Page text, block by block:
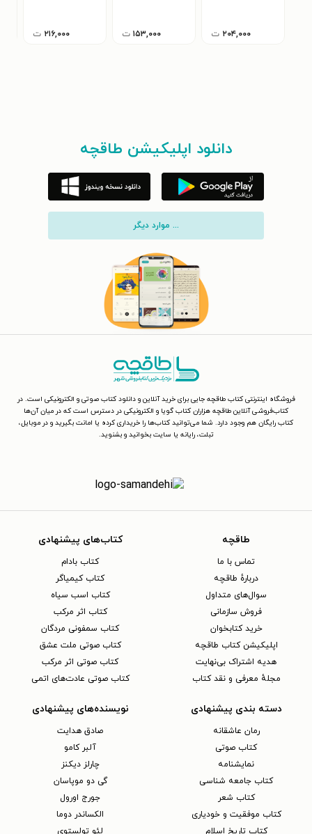
۲۰۴,۰۰۰ ت ۱۵۳,۰۰۰ ت ۲۱۶,۰۰۰ ت
دانلود اپلیکیشن طاقچه
... موارد دیگر
فروشگاه اینترنتی کتاب طاقچه جایی برای خرید آنلاین و دانلود کتاب صوتی و الکترونیکی است. در
کتاب‌فروشی آنلاین طاقچه هزاران کتاب گویا و الکترونیکی در دسترس است که در میان آن‌ها
کتاب رایگان هم وجود دارد. شما می‌توانید کتاب‌ها را خریداری کرده یا امانت بگیرید و در موبایل،
تبلت، رایانه یا سایت بخوانید و بشنوید.
طاقچه
تماس با ما
دربارهٔ طاقچه
سوال‌های متداول
فروش سازمانی
خرید کتابخوان
اپلیکیشن کتاب طاقچه
هدیه اشتراک بی‌نهایت
مجلهٔ معرفی و نقد کتاب
کتاب‌های پیشنهادی
کتاب بادام
کتاب کیمیاگر
کتاب اسب سیاه
کتاب اثر مرکب
کتاب سمفونی مردگان
کتاب صوتی ملت عشق
کتاب صوتی اثر مرکب
کتاب صوتی عادت‌های اتمی
دسته بندی پیشنهادی
رمان عاشقانه
کتاب‌ صوتی
نمایشنامه
کتاب جامعه شناسی
کتاب شعر
کتاب موفقیت و خودیاری
کتاب تاریخ اسلام
نویسنده‌های پیشنهادی
صادق هدایت
آلبر کامو
چارلز دیکنز
گی دو موپاسان
جورج اورول
الکساندر دوما
لئو تولستوی